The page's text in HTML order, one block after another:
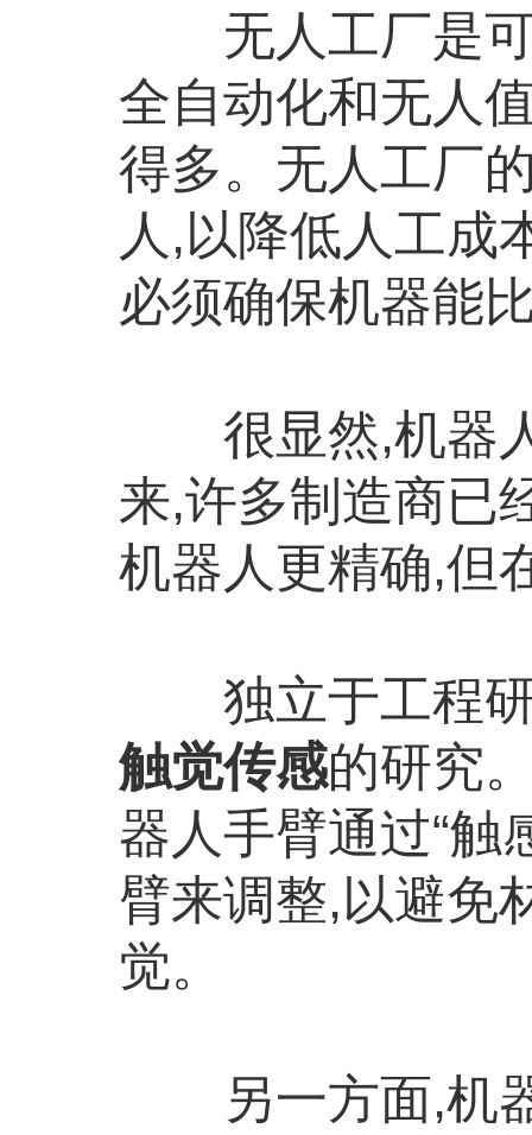
无人工厂是可
全自动化和无人
得多。无人工厂
人,以降低人工成
必须确保机器能
很显然,机器人
来,许多制造商已
机器人更精确,但
独立于工程研
触觉传感的研究
器人手臂通过“触
臂来调整,以避免
觉。
另一方面,机器